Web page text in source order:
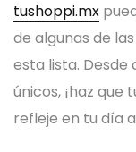
tushoppi.mx
de algunas de
esta lista.
únicos, ¡haz que
refleje en tu día